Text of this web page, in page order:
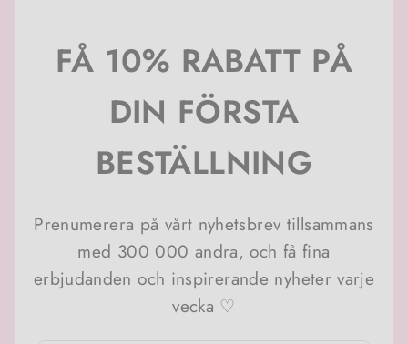
FÅ 10% RABATT PÅ
DIN FÖRSTA
BESTÄLLNING
Prenumerera på vårt nyhetsbrev tillsammans
med 300 000 andra, och få fina
erbjudanden och inspirerande nyheter varje
vecka ♡